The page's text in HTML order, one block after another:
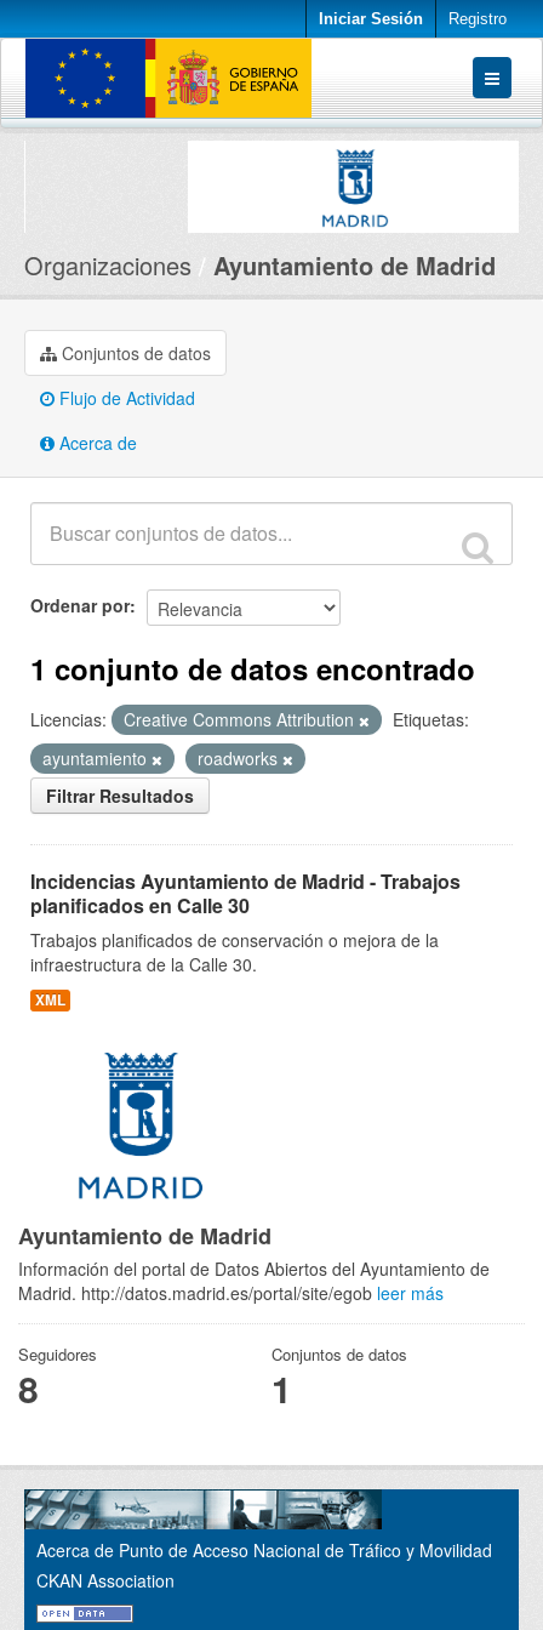
Iniciar Sesión Registro
Conjuntos de datos
Organizaciones Ayuntamiento de Madrid
Conjuntos de datos
Flujo de Actividad
Acerca de
Ordenar por
1 conjunto de datos encontrado
Licencias: Creative Commons Attribution
Etiquetas:
ayuntamiento
roadworks
Filtrar Resultados
Incidencias Ayuntamiento de Madrid - Trabajos
planificados en Calle 30
Trabajos planificados de conservación o mejora de la
infraestructura de la Calle 30.
XML
Ayuntamiento de Madrid
Información del portal de Datos Abiertos del Ayuntamiento de
Madrid. http://datos.madrid.es/portal/site/egob leer más
Seguidores
8
Conjuntos de datos
1
Acerca de Punto de Acceso Nacional de Tráfico y Movilidad
CKAN Association